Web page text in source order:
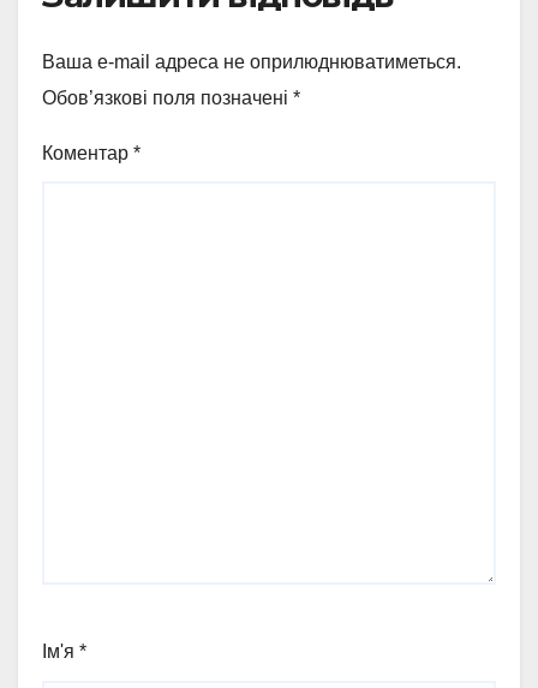
Ваша e-mail адреса не оприлюднюватиметься.
Обов’язкові поля позначені *
Коментар *
Ім'я *